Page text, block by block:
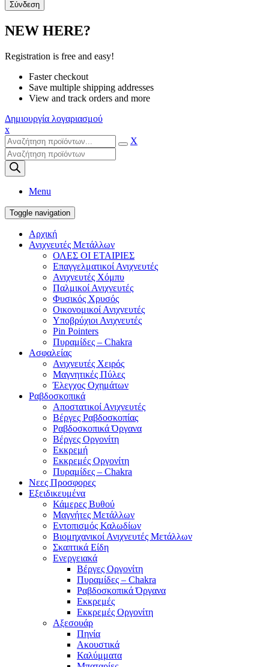
NEW HERE?
Registration is free and easy!
Faster checkout
Save multiple shipping addresses
View and track orders and more
Δημιουργία λογαριασμού
x
X
Products
search
Menu
Toggle navigation
Αρχική
Ανιχνευτές Μετάλλων
ΟΛΕΣ ΟΙ ΕΤΑΙΡΙΕΣ
Επαγγελματικοί Ανιχνευτές
Ανιχνευτές Χόμπυ
Παλμικοί Ανιχνευτές
Φυσικός Χρυσός
Οικονομικοί Ανιχνευτές
Υποβρύχιοι Ανιχνευτές
Pin Pointers
Πυραμίδες – Chakra
Ασφαλείας
Ανιχνευτές Χειρός
Μαγνητικές Πύλες
Έλεγχος Οχημάτων
Ραβδοσκοπικά
Αποστατικοί Ανιχνευτές
Βέργες Ραβδοσκοπίας
Ραβδοσκοπικά Όργανα
Βέργες Οργονίτη
Εκκρεμή
Εκκρεμές Οργονίτη
Πυραμίδες – Chakra
Νεες Προσφορες
Εξειδικευμένα
Κάμερες Βυθού
Μαγνήτες Μετάλλων
Εντοπισμός Καλωδίων
Βιομηχανικοί Ανιχνευτές Μετάλλων
Σκαπτικά Είδη
Ενεργειακά
Βέργες Οργονίτη
Πυραμίδες – Chakra
Ραβδοσκοπικά Όργανα
Εκκρεμές
Εκκρεμές Οργονίτη
Αξεσουάρ
Πηνία
Ακουστικά
Καλύμματα